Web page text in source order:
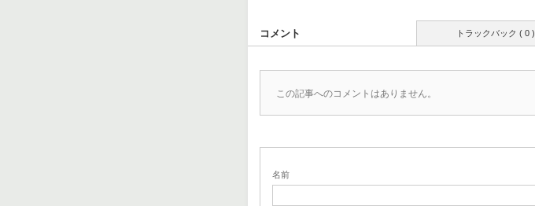
コメント トラックバック ( 0 )
この記事へのコメントはありません。
名前